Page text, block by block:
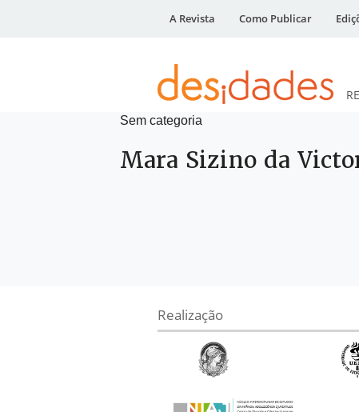
A Revista Como Publicar
Sem categoria
Mara Sizino da
Realização